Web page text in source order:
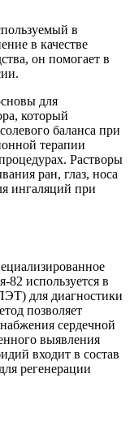
в
в качестве
он помогает в
для
который
баланса при
терапии
Растворы
ран, глаз, носа
ингаляций при
используется в
для диагностики
позволяет
сердечной
выявления
входит в состав
регенерации